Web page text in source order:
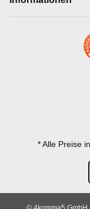
* Alle Preise